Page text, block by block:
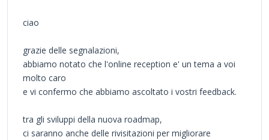
ciao
grazie delle segnalazioni,
abbiamo notato che l'online reception e' un tema a voi
molto caro
e vi confermo che abbiamo ascoltato i vostri feedback.
tra gli sviluppi della nuova roadmap,
ci saranno anche delle rivisitazioni per migliorare